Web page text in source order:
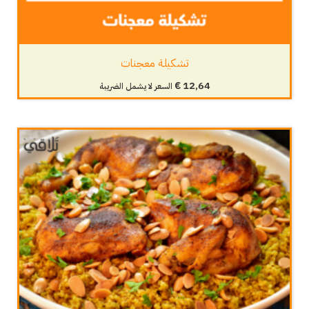
تشكيلة معجنات
€12,64 السعر لا يشمل الضريبة